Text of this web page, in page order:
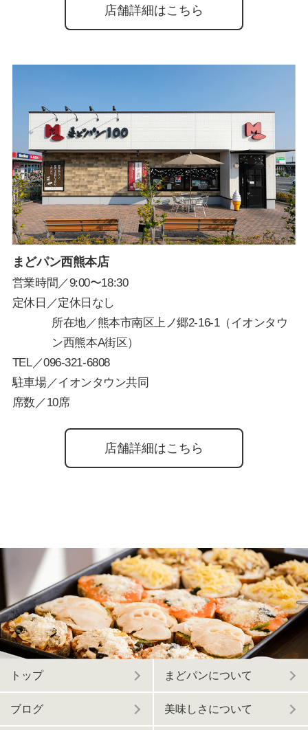
店舗詳細はこちら
まどパン西熊本店
営業時間／9:00〜18:30
定休日／定休日なし
所在地／熊本市南区上ノ郷2-16-1（イオンタウ
ン西熊本A街区）
TEL／096-321-6808
駐車場／イオンタウン共同
席数／10席
店舗詳細はこちら
トップ まどパンについて
ブログ 美味しさについて